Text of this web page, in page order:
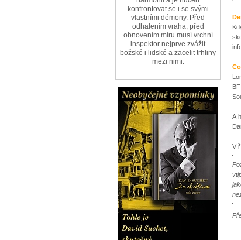
A
V
konfrontovat se i se svými
vlastními démony. Před
odhalením vraha, před
obnovením míru musí vrchní
inspektor nejprve zvážit
božské i lidské a zacelit trhliny
mezi nimi.